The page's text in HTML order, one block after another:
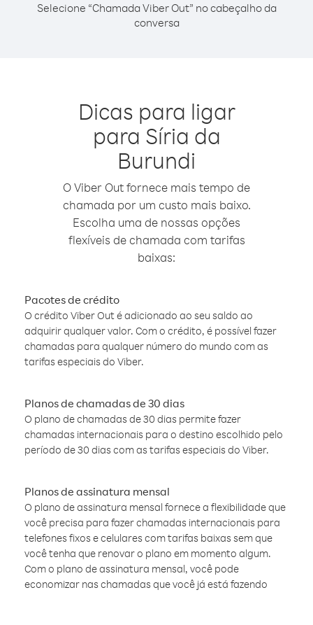
Selecione “Chamada Viber Out” no cabeçalho da
conversa
Dicas para ligar
para Síria da
Burundi
O Viber Out fornece mais tempo de
chamada por um custo mais baixo.
Escolha uma de nossas opções
flexíveis de chamada com tarifas
baixas:
Pacotes de crédito
O crédito Viber Out é adicionado ao seu saldo ao
adquirir qualquer valor. Com o crédito, é possível fazer
chamadas para qualquer número do mundo com as
tarifas especiais do Viber.
Planos de chamadas de 30 dias
O plano de chamadas de 30 dias permite fazer
chamadas internacionais para o destino escolhido pelo
período de 30 dias com as tarifas especiais do Viber.
Planos de assinatura mensal
O plano de assinatura mensal fornece a flexibilidade que
você precisa para fazer chamadas internacionais para
telefones fixos e celulares com tarifas baixas sem que
você tenha que renovar o plano em momento algum.
Com o plano de assinatura mensal, você pode
economizar nas chamadas que você já está fazendo